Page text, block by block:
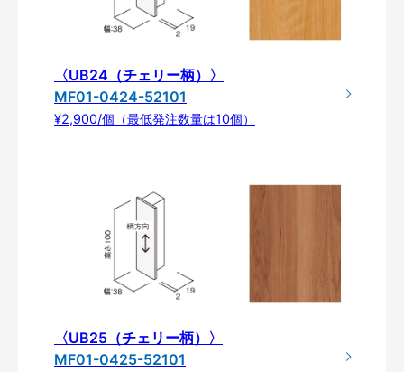
〈UB24（チェリー柄）〉
MF01-0424-52101
¥2,900/個（最低発注数量は10個）
〈UB25（チェリー柄）〉
MF01-0425-52101